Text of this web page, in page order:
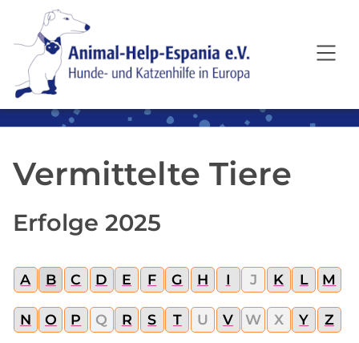
SKIP TO MAIN CONTENT
Vermittelte Tiere
Erfolge 2025
A B C D E F G H I J K L M
N O P Q R S T U V W X Y Z